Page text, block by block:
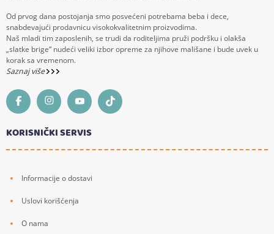
Od prvog dana postojanja smo posvećeni potrebama beba i dece,
snabdevajući prodavnicu visokokvalitetnim proizvodima.
Naš mladi tim zaposlenih, se trudi da roditeljima pruži podršku i olakša
„slatke brige“ nudeći veliki izbor opreme za njihove mališane i bude uvek u
korak sa vremenom.
Saznaj više
KORISNIČKI SERVIS
Informacije o dostavi
Uslovi korišćenja
O nama